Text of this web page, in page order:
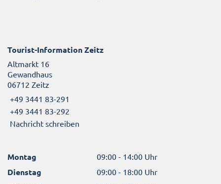
Tourist-Information Zeitz
Altmarkt 16
Gewandhaus
06712 Zeitz
+49 3441 83-291
+49 3441 83-292
Nachricht schreiben
Montag 09:00 - 14:00 Uhr
Dienstag 09:00 - 18:00 Uhr